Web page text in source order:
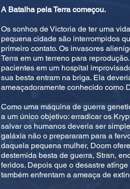
A Batalha pela Terra começou.
Os sonhos de Victoria de ter uma
pequena cidade são interrompidos
primeiro contato. Os invasores
Terra em um terreno para
pacientes em um hospital
sua besta entram na briga. Ela
ameaçadoramente conhecido como
Como uma máquina de guerra
a um único objetivo: erradicar os
salvar os humanos deveria ser
galáxia não o prepararam para a
daquela pequena mulher, Doom
destemida besta de guerra, Stran,
feridos. Depois que o desastre
também enfrentam a ameaça de